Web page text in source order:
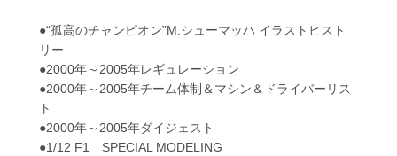
●“孤高のチャンピオン”M.シューマッハ イラストヒスト
リー
●2000年～2005年レギュレーション
●2000年～2005年チーム体制＆マシン＆ドライバーリス
ト
●2000年～2005年ダイジェスト
●1/12 F1 SPECIAL MODELING